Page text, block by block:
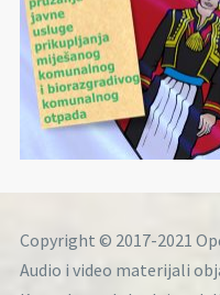
Copyright © 2017-2021
Audio i video materijali